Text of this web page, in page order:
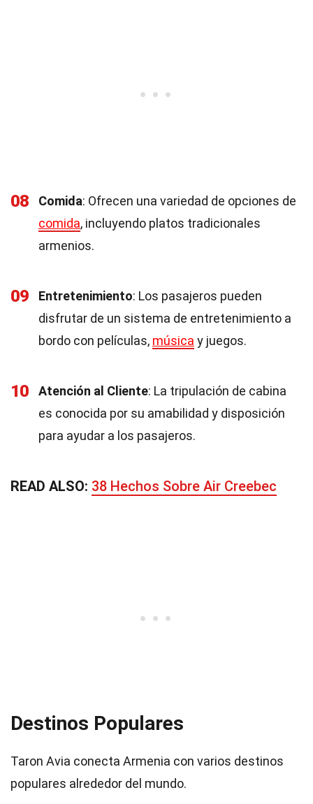
08 Comida: Ofrecen una variedad de opciones de
comida, incluyendo platos tradicionales
armenios.
09 Entretenimiento: Los pasajeros pueden
disfrutar de un sistema de entretenimiento a
bordo con películas, música y juegos.
10 Atención al Cliente: La tripulación de cabina
es conocida por su amabilidad y disposición
para ayudar a los pasajeros.
READ ALSO: 38 Hechos Sobre Air Creebec
Destinos Populares
Taron Avia conecta Armenia con varios destinos
populares alrededor del mundo.